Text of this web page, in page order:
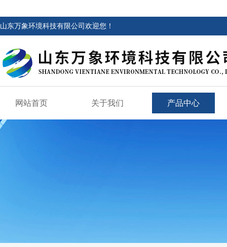
山东万象环境科技有限公司欢迎您！
网站首页 关于我们 产品中心